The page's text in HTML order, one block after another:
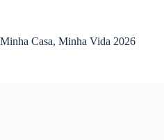
conteúdo
Minha Casa, Minha Vida 2026